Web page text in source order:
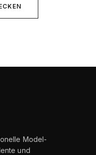
Model-
und